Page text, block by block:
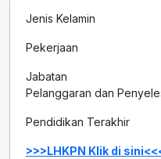
Jenis Kelamin :
Pekerjaan :
Jabatan :
Pelanggaran dan
Pendidikan
>>>LHKPN Klik di